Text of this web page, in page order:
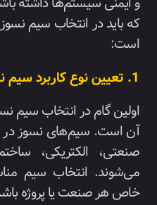
که باید در انتخاب سیم
است:
1. تعیین نوع کاربرد سیم نسوز
اولین گام در انتخاب سیم
آن است. سیم‌های نسوز در
صنعتی، الکتریکی،
می‌شوند. انتخاب سیم
خاص هر صنعت یا پروژه